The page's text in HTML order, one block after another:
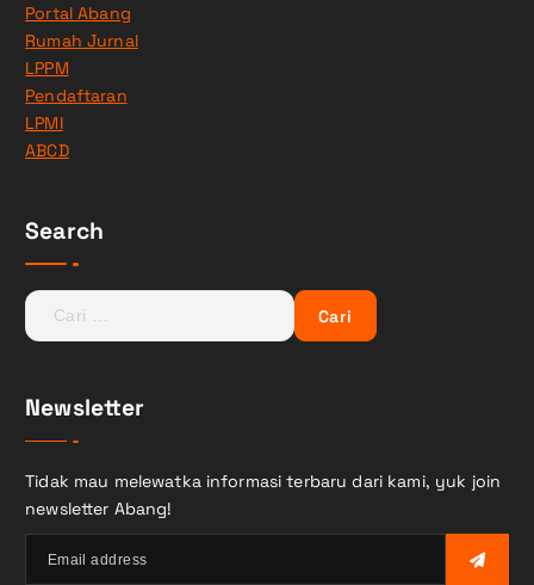
Portal Abang
Rumah Jurnal
LPPM
Pendaftaran
LPMI
ABCD
Search
Newsletter
Tidak mau melewatka informasi terbaru dari kami, yuk join
newsletter Abang!